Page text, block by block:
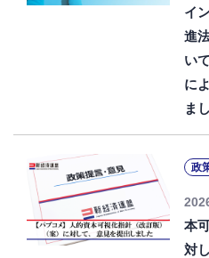
イ
進
い
に
ま
政
本
対